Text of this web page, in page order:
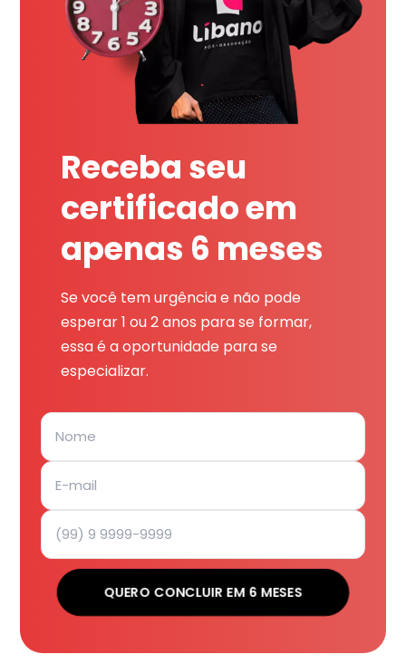
Receba seu
certificado em
apenas 6 meses
Se você tem urgência e não pode
esperar 1 ou 2 anos para se formar,
essa é a oportunidade para se
especializar.
QUERO CONCLUIR EM 6 MESES